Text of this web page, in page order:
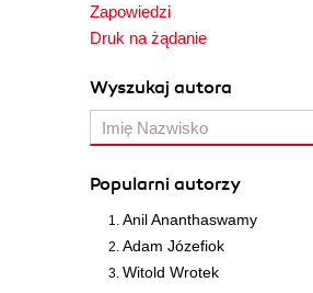
Zapowiedzi
Druk na żądanie
Wyszukaj autora
Popularni autorzy
Anil Ananthaswamy
Adam Józefiok
Witold Wrotek